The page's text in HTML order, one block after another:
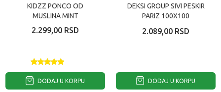
KIDZZ PONCO OD
MUSLINA MINT
2.299,00 RSD
DODAJ U KORPU
DEKSI GROUP SIVI PESKIR
PARIZ 100X100
2.089,00 RSD
DODAJ U KORPU